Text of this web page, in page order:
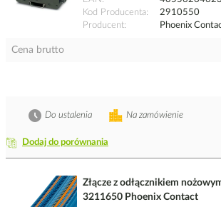
Kod Producenta
2910550
Producent
Phoenix
Cena brutto
Dodaj do porównania
Na zamówienie
Do ustalenia
Złącze z odłącznikiem
3211650 Phoenix Contact